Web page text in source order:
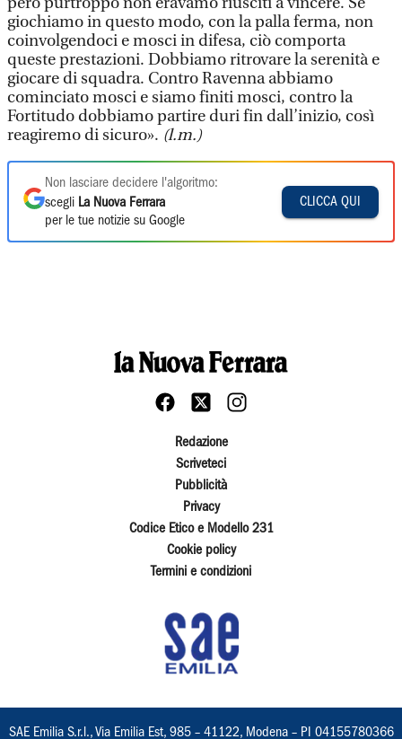
giochiamo in questo modo, con la palla ferma, non
coinvolgendoci e mosci in difesa, ciò comporta
queste prestazioni. Dobbiamo ritrovare la serenità e
giocare di squadra. Contro Ravenna abbiamo
cominciato mosci e siamo finiti mosci, contro la
Fortitudo dobbiamo partire duri fin dall’inizio, così
reagiremo di sicuro». (l.m.)
Non lasciare decidere l'algoritmo:
scegli La Nuova Ferrara
per le tue notizie su Google
CLICCA QUI
Redazione
Scriveteci
Pubblicità
Privacy
Codice Etico e Modello 231
Cookie policy
Termini e condizioni
SAE Emilia S.r.l., Via Emilia Est, 985 – 41122, Modena – PI 04155780366